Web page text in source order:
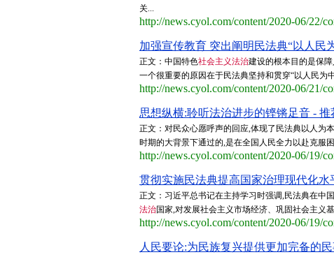
关...
http://news.cyol.com/content/2020-06/22/
加强宣传教育 突出阐明民法典“以人民
正文：中国特色社会主义法治建设的根本目的是保
一个很重要的原因在于民法典坚持和贯穿“以人民为
http://news.cyol.com/content/2020-06/21/
思想纵横:聆听法治进步的铿锵足音 - 推
正文：对民众心愿呼声的回应,体现了民法典以人为
时期的大背景下通过的,是在全国人民全力以赴克服
http://news.cyol.com/content/2020-06/19/
贯彻实施民法典提高国家治理现代化水
正文：习近平总书记在主持学习时强调,民法典在中
法治国家,对发展社会主义市场经济、巩固社会主义
http://news.cyol.com/content/2020-06/19/
人民要论:为民族复兴提供更加完备的